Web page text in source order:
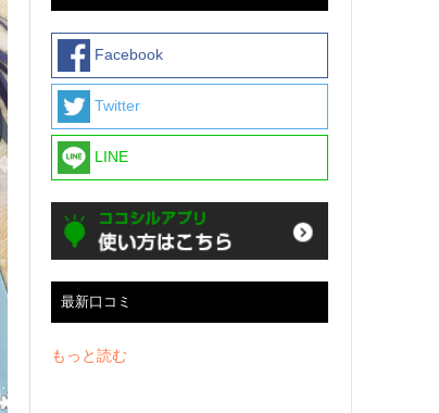
Facebook
Twitter
LINE
最新口コミ
もっと読む